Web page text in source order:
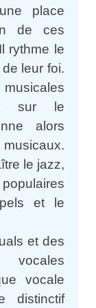
place
de ces
rythme le
leur foi.
sur le
alors
le jazz,
et le
et des
vocales
vocale
distinctif